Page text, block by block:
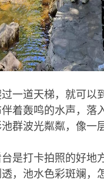
一道天梯，就可以
着轰鸣的水声，落
群波光粼粼，像一
是打卡拍照的好地
，池水色彩斑斓，